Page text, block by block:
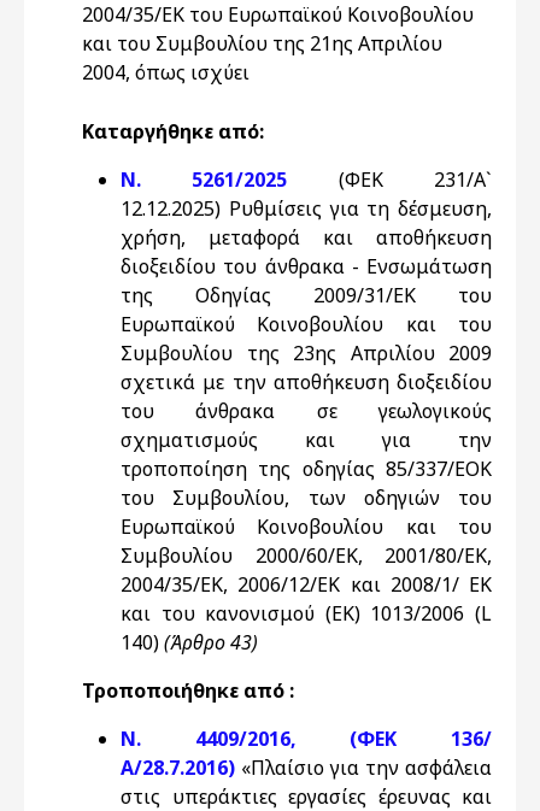
2004/35/ΕΚ του Ευρωπαϊκού Κοινοβουλίου
και του Συμβουλίου της 21ης Απριλίου
2004, όπως ισχύει
Καταργήθηκε από:
Ν. 5261/2025 (ΦΕΚ 231/Α`
12.12.2025) Ρυθμίσεις για τη δέσμευση,
χρήση, μεταφορά και αποθήκευση
διοξειδίου του άνθρακα - Ενσωμάτωση
της Οδηγίας 2009/31/ΕΚ του
Ευρωπαϊκού Κοινοβουλίου και του
Συμβουλίου της 23ης Απριλίου 2009
σχετικά με την αποθήκευση διοξειδίου
του άνθρακα σε γεωλογικούς
σχηματισμούς και για την
τροποποίηση της οδηγίας 85/337/ΕΟΚ
του Συμβουλίου, των οδηγιών του
Ευρωπαϊκού Κοινοβουλίου και του
Συμβουλίου 2000/60/ΕΚ, 2001/80/ΕΚ,
2004/35/ΕΚ, 2006/12/ΕΚ και 2008/1/ ΕΚ
και του κανονισμού (ΕΚ) 1013/2006 (L
140)(Άρθρο 43)
Τροποποιήθηκε από :
Ν. 4409/2016, (ΦΕΚ 136/
Α/28.7.2016) «Πλαίσιο για την ασφάλεια
στις υπεράκτιες εργασίες έρευνας και